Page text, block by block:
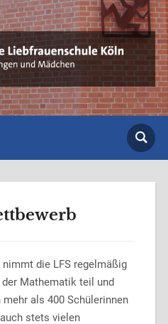
die LFS regelmäßig
Mathematik teil und
als 400 Schülerinnen
stets vielen